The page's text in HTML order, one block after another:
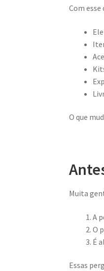
Com
O que
Muita
A
O
É
Essas